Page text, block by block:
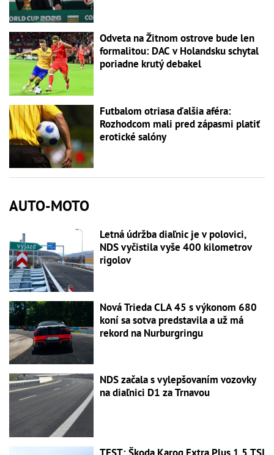
Odveta na Žitnom ostrove bude len
formalitou: DAC v Holandsku schytal
poriadne krutý debakel
Futbalom otriasa ďalšia aféra:
Rozhodcom mali pred zápasmi platiť
erotické salóny
AUTO-MOTO
Letná údržba diaľnic je v polovici,
NDS vyčistila vyše 400 kilometrov
rigolov
Nová Trieda CLA 45 s výkonom 680
koní sa sotva predstavila a už má
rekord na Nurburgringu
NDS začala s vylepšovaním vozovky
na diaľnici D1 za Trnavou